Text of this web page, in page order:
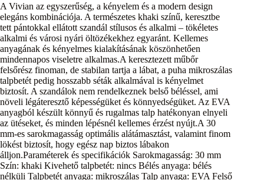
A Vivian az egyszerűség, a kényelem és a modern design
elegáns kombinációja. A természetes khaki színű, keresztbe
tett pántokkal ellátott szandál stílusos és alkalmi – tökéletes
alkalmi és városi nyári öltözékekhez egyaránt. Kellemes
anyagának és kényelmes kialakításának köszönhetően
mindennapos viseletre alkalmas.A keresztezett műbőr
felsőrész finoman, de stabilan tartja a lábat, a puha mikroszálas
talpbetét pedig hosszabb séták alkalmával is kényelmet
biztosít. A szandálok nem rendelkeznek belső béléssel, ami
növeli légáteresztő képességüket és könnyedségüket. Az EVA
anyagból készült könnyű és rugalmas talp hatékonyan elnyeli
az ütéseket, és minden lépésnél kellemes érzést nyújt.A 30
mm-es sarokmagasság optimális alátámasztást, valamint finom
lökést biztosít, hogy egész nap biztos lábakon
álljon.Paraméterek és specifikációk Sarokmagasság: 30 mm
Szín: khaki Kivehető talpbetét: nincs Bélés anyaga: bélés
nélküli Talpbetét anyaga: mikroszálas Talp anyaga: EVA Felső